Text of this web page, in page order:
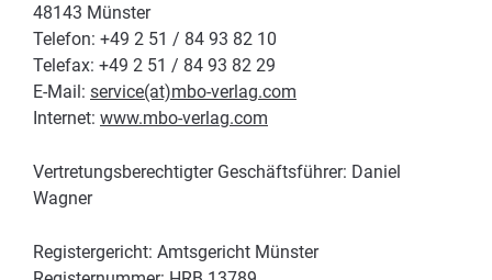
48143 Münster
Telefon: +49 2 51 / 84 93 82 10
Telefax: +49 2 51 / 84 93 82 29
E-Mail: service(at)mbo-verlag.com
Internet: www.mbo-verlag.com
Vertretungsberechtigter Geschäftsführer: Daniel
Wagner
Registergericht: Amtsgericht Münster